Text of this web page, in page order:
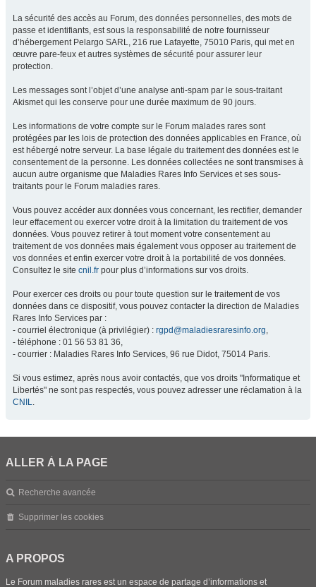
La sécurité des accès au Forum, des données personnelles, des mots de
passe et identifiants, est sous la responsabilité de notre fournisseur
d’hébergement Pelargo SARL, 216 rue Lafayette, 75010 Paris, qui met en
œuvre pare-feux et autres systèmes de sécurité pour assurer leur
protection.
Les messages sont l’objet d’une analyse anti-spam par le sous-traitant
Akismet qui les conserve pour une durée maximum de 90 jours.
Les informations de votre compte sur le Forum malades rares sont
protégées par les lois de protection des données applicables en France, où
est hébergé notre serveur. La base légale du traitement des données est le
consentement de la personne. Les données collectées ne sont transmises à
aucun autre organisme que Maladies Rares Info Services et ses sous-
traitants pour le Forum maladies rares.
Vous pouvez accéder aux données vous concernant, les rectifier, demander
leur effacement ou exercer votre droit à la limitation du traitement de vos
données. Vous pouvez retirer à tout moment votre consentement au
traitement de vos données mais également vous opposer au traitement de
vos données et enfin exercer votre droit à la portabilité de vos données.
Consultez le site cnil.fr pour plus d’informations sur vos droits.
Pour exercer ces droits ou pour toute question sur le traitement de vos
données dans ce dispositif, vous pouvez contacter la direction de Maladies
Rares Info Services par :
- courriel électronique (à privilégier) : rgpd@maladiesraresinfo.org,
- téléphone : 01 56 53 81 36,
- courrier : Maladies Rares Info Services, 96 rue Didot, 75014 Paris.
Si vous estimez, après nous avoir contactés, que vos droits "Informatique et
Libertés" ne sont pas respectés, vous pouvez adresser une réclamation à la
CNIL.
ALLER À LA PAGE
Recherche avancée
Supprimer les cookies
A PROPOS
Le Forum maladies rares est un espace de partage d’informations et